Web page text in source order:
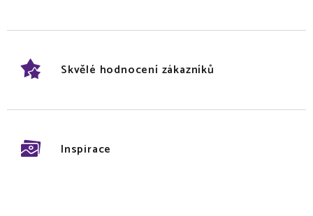
Skvělé hodnocení zákazníků
Inspirace